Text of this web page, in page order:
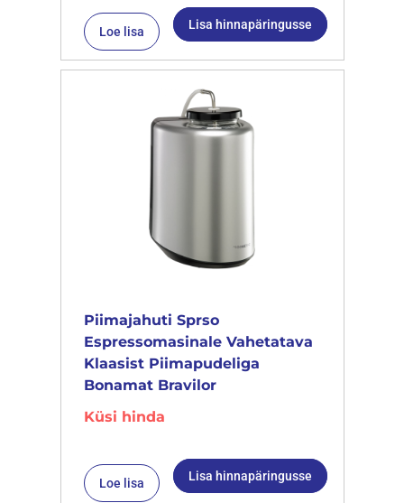
Loe lisa Lisa hinnapäringusse
Piimajahuti Sprso
Espressomasinale Vahetatava
Klaasist Piimapudeliga
Bonamat Bravilor
Küsi hinda
Loe lisa Lisa hinnapäringusse